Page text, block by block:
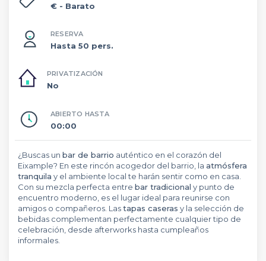
€ - Barato
RESERVA
Hasta 50 pers.
PRIVATIZACIÓN
No
ABIERTO HASTA
00:00
¿Buscas un bar de barrio auténtico en el corazón del
Eixample? En este rincón acogedor del barrio, la atmósfera
tranquila y el ambiente local te harán sentir como en casa.
Con su mezcla perfecta entre bar tradicional y punto de
encuentro moderno, es el lugar ideal para reunirse con
amigos o compañeros. Lastapas caseras y la selección de
bebidas complementan perfectamente cualquier tipo de
celebración, desde afterworks hasta cumpleaños
informales.